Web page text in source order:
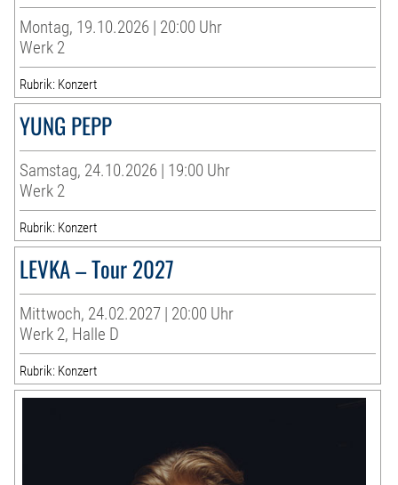
Montag, 19.10.2026 | 20:00 Uhr
Werk 2
Rubrik: Konzert
YUNG PEPP
Samstag, 24.10.2026 | 19:00 Uhr
Werk 2
Rubrik: Konzert
LEVKA – Tour 2027
Mittwoch, 24.02.2027 | 20:00 Uhr
Werk 2, Halle D
Rubrik: Konzert